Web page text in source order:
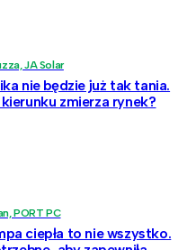
JA Solar
nie będzie już tak tania.
zmierza rynek?
PORT PC
ciepła to nie wszystko.